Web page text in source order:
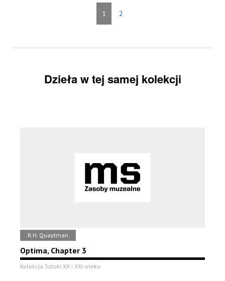
1 2
Dzieła w tej samej kolekcji
R.H. Quaytman
Optima, Chapter 3
Kolekcja Sztuki XX i XXI wieku